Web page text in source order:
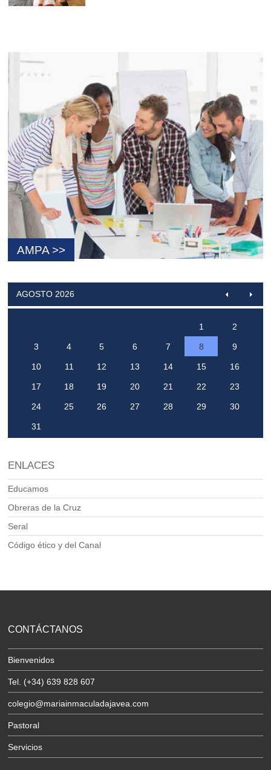
AMPA >>
AGOSTO 2026
1 2
3 4 5 6 7 8 9
10 11 12 13 14 15 16
17 18 19 20 21 22 23
24 25 26 27 28 29 30
31
ENLACES
Educamos
Obreras de la Cruz
Seral
Código ético y del Canal
CONTÁCTANOS
Bienvenidos
Tel. (+34) 639 828 607
colegio@mariainmaculadajavea.com
Pastoral
Servicios